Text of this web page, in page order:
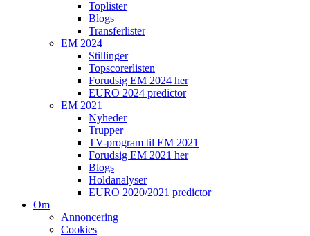
Toplister
Blogs
Transferlister
EM 2024
Stillinger
Topscorerlisten
Forudsig EM 2024 her
EURO 2024 predictor
EM 2021
Nyheder
Trupper
TV-program til EM 2021
Forudsig EM 2021 her
Blogs
Holdanalyser
EURO 2020/2021 predictor
Om
Annoncering
Cookies